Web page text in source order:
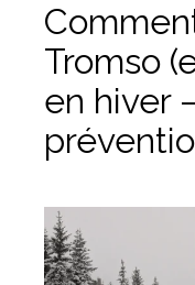
Tromso
en hiver